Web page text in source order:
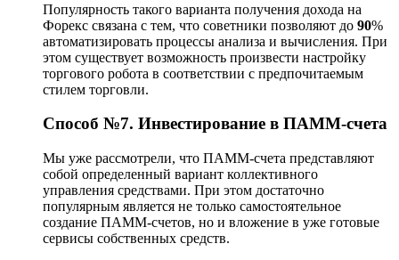
Популярность такого варианта получения дохода на
Форекс связана с тем, что советники позволяют до 90%
автоматизировать процессы анализа и вычисления. При
этом существует возможность произвести настройку
торгового робота в соответствии с предпочитаемым
стилем торговли.
Способ №7. Инвестирование в ПАММ-счета
Мы уже рассмотрели, что ПАММ-счета представляют
собой определенный вариант коллективного
управления средствами. При этом достаточно
популярным является не только самостоятельное
создание ПАММ-счетов, но и вложение в уже готовые
сервисы собственных средств.